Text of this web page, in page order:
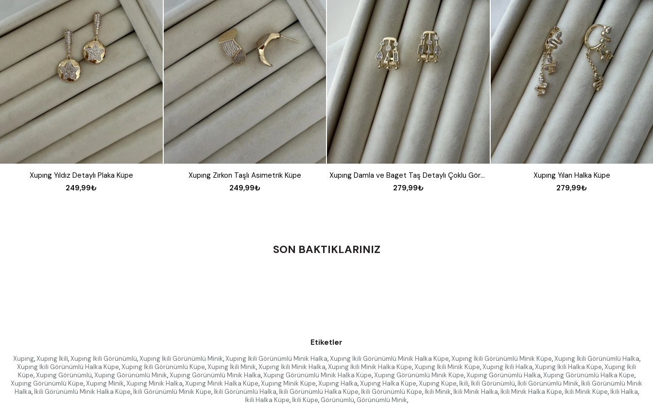
Xupıng Yıldız Detaylı Plaka Küpe
249,99₺
Xupıng Zirkon Taşlı Asimetrik Küpe
249,99₺
Xupıng Damla ve Baget Taş Detaylı Çoklu Görünümlü Küpe
279,99₺
Xupıng Yılan Halka Küpe
279,99₺
SON BAKTIKLARINIZ
Etiketler
Xupıng, Xupıng İkili, Xupıng İkili Görünümlü, Xupıng İkili Görünümlü Minik, Xupıng İkili Görünümlü Minik Halka, Xupıng İkili Görünümlü Minik Halka Küpe, Xupıng İkili Görünümlü Minik Küpe, Xupıng İkili Görünümlü Halka,
Xupıng İkili Görünümlü Halka Küpe,Xupıng İkili Görünümlü Küpe,Xupıng İkili Minik,Xupıng İkili Minik Halka,Xupıng İkili Minik Halka Küpe,Xupıng İkili Minik Küpe,Xupıng İkili Halka,Xupıng İkili Halka Küpe,Xupıng İkili
Küpe, Xupıng Görünümlü, Xupıng Görünümlü Minik, Xupıng Görünümlü Minik Halka, Xupıng Görünümlü Minik Halka Küpe, Xupıng Görünümlü Minik Küpe, Xupıng Görünümlü Halka, Xupıng Görünümlü Halka Küpe,
Xupıng Görünümlü Küpe,Xupıng Minik,Xupıng Minik Halka,Xupıng Minik Halka Küpe,Xupıng Minik Küpe,Xupıng Halka,Xupıng Halka Küpe,Xupıng Küpe, İkili, İkili Görünümlü, İkili Görünümlü Minik, İkili Görünümlü Minik
Halka, İkili Görünümlü Minik Halka Küpe, İkili Görünümlü Minik Küpe, İkili Görünümlü Halka, İkili Görünümlü Halka Küpe, İkili Görünümlü Küpe, İkili Minik, İkili Minik Halka, İkili Minik Halka Küpe, İkili Minik Küpe, İkili Halka,
İkili Halka Küpe, İkili Küpe, Görünümlü, Görünümlü Minik,